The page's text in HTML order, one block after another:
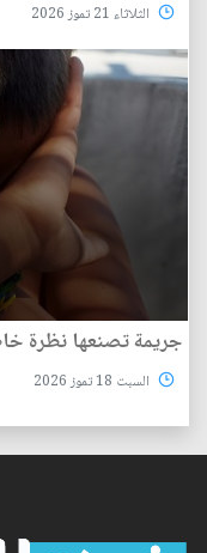
الثلاثاء 21 تموز 2026
جريمة تصنعها نظرة
السبت 18 تموز 2026